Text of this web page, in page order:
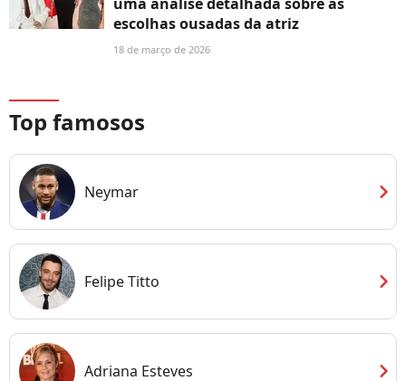
escolhas ousadas da atriz
18 de março de 2026
Top famosos
Neymar chevron_right
Felipe Titto chevron_right
Adriana Esteves chevron_right